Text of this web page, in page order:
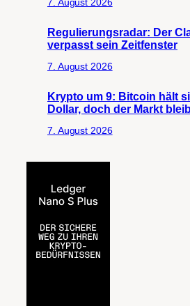
7. August 2026
Regulierungsradar: Der
verpasst sein Zeitfenster
7. August 2026
Krypto um 9: Bitcoin hält
Dollar, doch der Markt
7. August 2026